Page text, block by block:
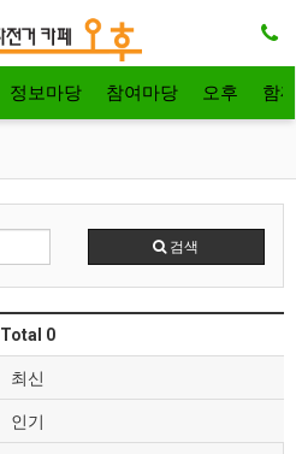
정보마당 참여마당 오후 함
검색
Total 0
최신
인기